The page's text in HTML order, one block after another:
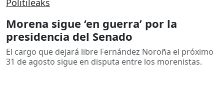
Politileaks
Morena sigue ‘en guerra’ por la
presidencia del Senado
El cargo que dejará libre Fernández Noroña el próximo
31 de agosto sigue en disputa entre los morenistas.